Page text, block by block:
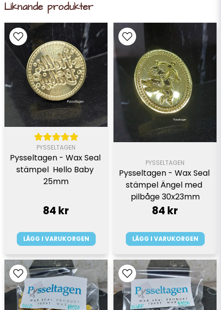
Liknande produkter
PYSSELTAGEN
Pysseltagen - Wax Seal
stämpel  Hello Baby
25mm
84 kr
LÄGG I VARUKORGEN
PYSSELTAGEN
Pysseltagen - Wax Seal
stämpel Ängel med
pilbåge 30x23mm
84 kr
LÄGG I VARUKORGEN